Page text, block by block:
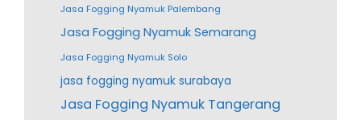
Jasa Fogging Nyamuk Palembang
Jasa Fogging Nyamuk Semarang
Jasa Fogging Nyamuk Solo
jasa fogging nyamuk surabaya
Jasa Fogging Nyamuk Tangerang